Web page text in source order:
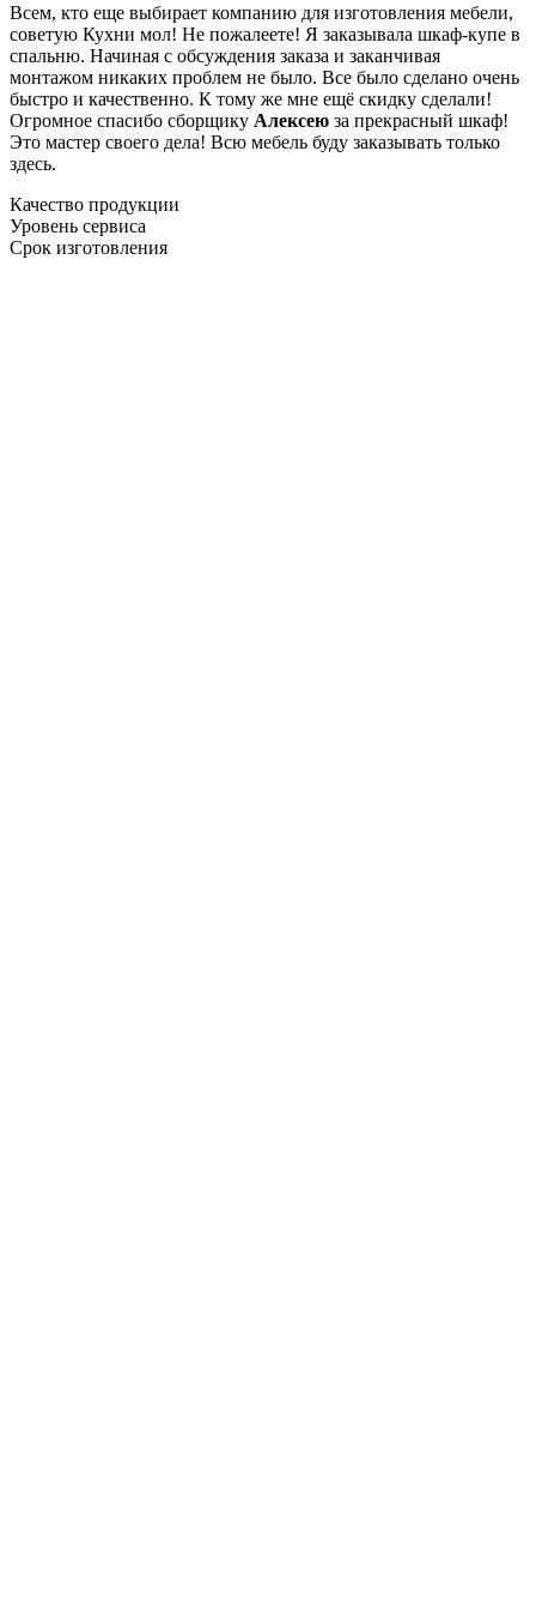
Всем, кто еще выбирает компанию для изготовления мебели,
советую Кухни мол! Не пожалеете! Я заказывала шкаф-купе в
спальню. Начиная с обсуждения заказа и заканчивая
монтажом никаких проблем не было. Все было сделано очень
быстро и качественно. К тому же мне ещё скидку сделали!
Огромное спасибо сборщику Алексею за прекрасный шкаф!
Это мастер своего дела! Всю мебель буду заказывать только
здесь.
Качество продукции
Уровень сервиса
Срок изготовления